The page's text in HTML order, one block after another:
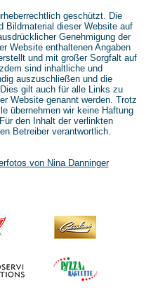
geschützt. Die
Bildmaterial dieser Website auf
Genehmigung der
Website enthaltenen Angaben
und mit großer Sorgfalt auf
sind inhaltliche und
auszuschließen und die
gilt auch für alle Links zu
Website genannt werden. Trotz
übernehmen wir keine Haftung
den Inhalt der verlinkten
Betreiber verantwortlich.
von Nina Danninger